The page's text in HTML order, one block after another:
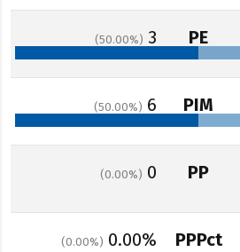
50.00 3 PE
50.00 6 PIM
0.00 0 PP
0.00 0.00% PPPct